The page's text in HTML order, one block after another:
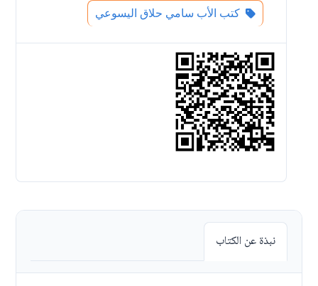
كتب الأب سامي حلاق اليسوعي
نبذة عن الكتاب